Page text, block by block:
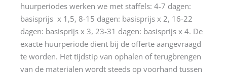
huurperiodes werken we met staffels: 4-7 dagen:
basisprijs x 1,5, 8-15 dagen: basisprijs x 2, 16-22
dagen: basisprijs x 3, 23-31 dagen: basisprijs x 4. De
exacte huurperiode dient bij de offerte aangevraagd
te worden. Het tijdstip van ophalen of terugbrengen
van de materialen wordt steeds op voorhand tussen